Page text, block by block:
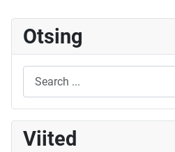
Otsing
Viited